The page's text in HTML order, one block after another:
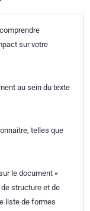
sur votre
au sein du texte
telles que
le document «
structure et de
liste de formes